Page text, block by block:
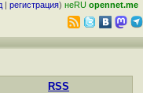
| регистрация) неRU opennet.me
RSS